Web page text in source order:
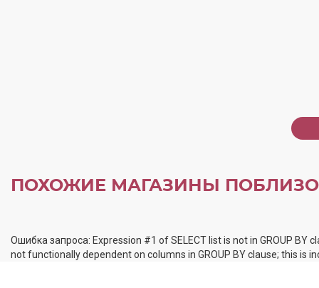
ПОХОЖИЕ МАГАЗИНЫ
Ошибка запроса: Expression #1 of SELECT list is not in GROUP
not functionally dependent on columns in GROUP BY clause; this is